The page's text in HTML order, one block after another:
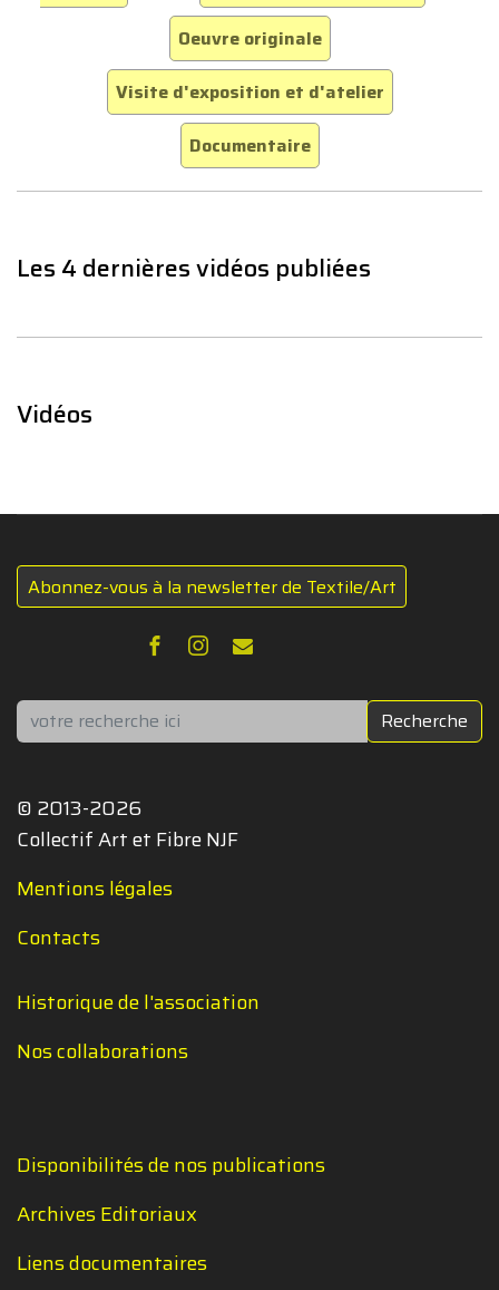
Oeuvre originale
Visite d'exposition et d'atelier
Documentaire
Les 4 dernières vidéos publiées
Vidéos
Abonnez-vous à la newsletter de Textile/Art
Rechercher Recherche
© 2013-2026
Collectif Art et Fibre NJF
Mentions légales
Contacts
Historique de l'association
Nos collaborations
Disponibilités de nos publications
Archives Editoriaux
Liens documentaires